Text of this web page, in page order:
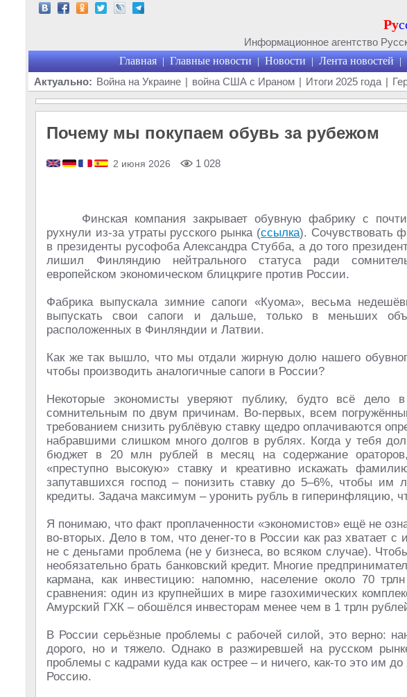
Ру
Информационное агентство
Главная | Главные новости | Новости | Лента новостей |
Актуально: Война на Украине | война США с Ираном | Итоги 2025 года |
Почему мы покупаем обувь за рубежом
2 июня 2026 1 028
Финская компания закрывает обувную фабрику с
рухнули из-за утраты русского рынка (ссылка). Сочувствовать
в президенты русофоба Александра Стубба, а до того
лишил Финляндию нейтрального статуса ради
европейском экономическом блицкриге против России.
Фабрика выпускала зимние сапоги «Куома», весьма
выпускать свои сапоги и дальше, только в меньших
расположенных в Финляндии и Латвии.
Как же так вышло, что мы отдали жирную долю нашего
чтобы производить аналогичные сапоги в России?
Некоторые экономисты уверяют публику, будто всё дело
сомнительным по двум причинам. Во-первых, всем
требованием снизить рублёвую ставку щедро оплачиваются
набравшими слишком много долгов в рублях. Когда у тебя
бюджет в 20 млн рублей в месяц на содержание
«преступно высокую» ставку и креативно искажать
запутавшихся господ – понизить ставку до 5–6%, чтобы им
кредиты. Задача максимум – уронить рубль в гиперинфляцию,
Я понимаю, что факт проплаченности «экономистов» ещё не
во-вторых. Дело в том, что денег-то в России как раз хватает
не с деньгами проблема (не у бизнеса, во всяком случае).
необязательно брать банковский кредит. Многие
кармана, как инвестицию: напомню, население около 70
сравнения: один из крупнейших в мире газохимических
Амурский ГХК – обошёлся инвесторам менее чем в 1 трлн
В России серьёзные проблемы с рабочей силой, это верно:
дорого, но и тяжело. Однако в разжиревшей на русском
проблемы с кадрами куда как острее – и ничего, как-то это им
Россию.